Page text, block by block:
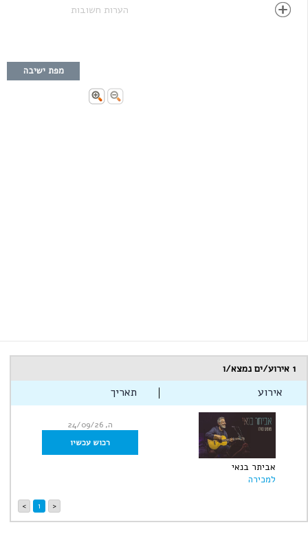
הערות חשובות
מפת ישיבה
1 אירוע/ים נמצא/ו
אירוע תאריך
אביתר בנאי
למכירה
ה, 24/09/26
רכוש עכשיו
<
1
>